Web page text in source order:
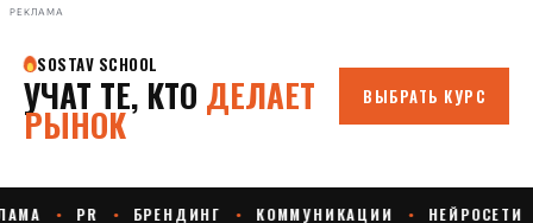
РЕКЛАМА